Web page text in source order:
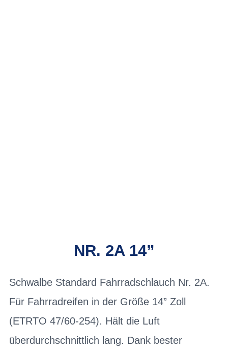
NR. 2A 14”
Schwalbe Standard Fahrradschlauch Nr. 2A.
Für Fahrradreifen in der Größe 14” Zoll
(ETRTO 47/60-254). Hält die Luft
überdurchschnittlich lang. Dank bester